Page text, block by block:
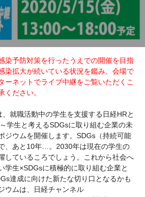
染予防対策を行ったうえでの開催を目指
染拡大が続いている状況を鑑み、会場で
ーネットでライブ中継をご覧いただくこ
ください。
就職活動中の学生を支援する日経HRと
学生と考えるSDGsに取り組む企業の未
ジウムを開催します。SDGs（持続可能
、あと10年…。2030年は現在の学生の
しているころでしょう。これから社会へ
学生×SDGsに積極的に取り組む企業と
達成に向けた新たな切り口となるかも
ウムは、日経チャンネル